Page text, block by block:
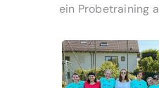
ein Probetraining